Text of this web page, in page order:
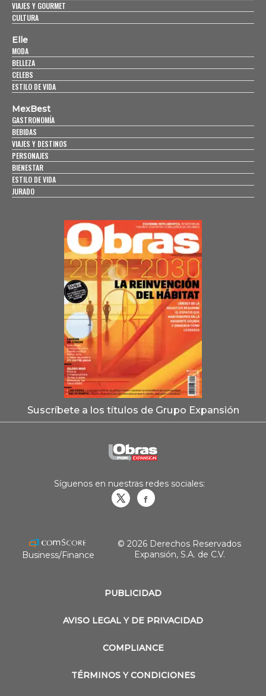
VIAJES Y GOURMET
CULTURA
Elle
MODA
BELLEZA
CELEBS
ESTILO DE VIDA
MexBest
GASTRONOMÍA
BEBIDAS
VIAJES Y DESTINOS
PERSONAJES
BIENESTAR
ESTILO DE VIDA
JURADO
Suscríbete a los títulos de Grupo Expansión
PUBLICIDAD
AVISO LEGAL Y DE PRIVACIDAD
COMPLIANCE
TÉRMINOS Y CONDICIONES
Síguenos en nuestras redes sociales:
Business/Finance
© 2026 Derechos Reservados
Expansión, S.A. de C.V.